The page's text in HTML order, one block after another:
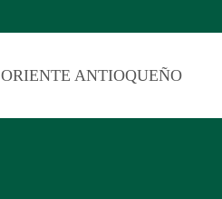
ORIENTE ANTIOQUEÑO